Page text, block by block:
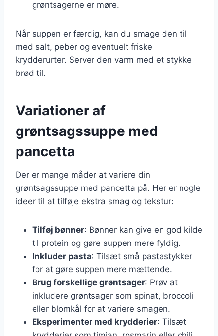
grøntsagerne er møre.
Når suppen er færdig, kan du smage den til
med salt, peber og eventuelt friske
krydderurter. Server den varm med et stykke
brød til.
Variationer af
grøntsagssuppe med
pancetta
Der er mange måder at variere din
grøntsagssuppe med pancetta på. Her er nogle
ideer til at tilføje ekstra smag og tekstur:
Tilføj bønner: Bønner kan give en god kilde
til protein og gøre suppen mere fyldig.
Inkluder pasta: Tilsæt små pastastykker
for at gøre suppen mere mættende.
Brug forskellige grøntsager: Prøv at
inkludere grøntsager som spinat, broccoli
eller blomkål for at variere smagen.
Eksperimenter med krydderier: Tilsæt